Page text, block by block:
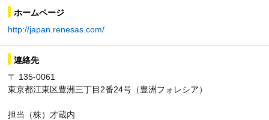
ホームページ
http://japan.renesas.com/
連絡先
〒 135-0061
東京都江東区豊洲三丁目2番24号（豊洲フォレシア）
担当（株）才蔵内